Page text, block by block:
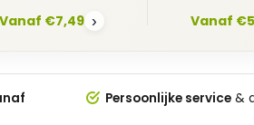
Vanaf €7,49 › Vanaf
Persoonlijke service&